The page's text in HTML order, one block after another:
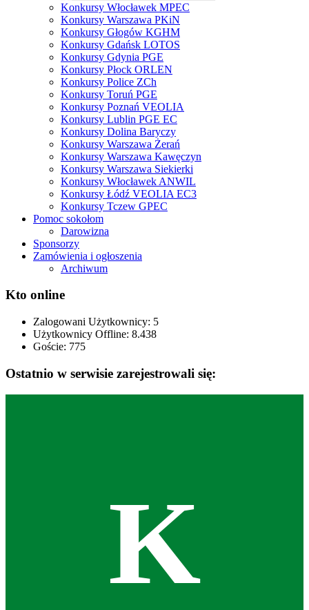
Konkursy Włocławek MPEC
Konkursy Warszawa PKiN
Konkursy Głogów KGHM
Konkursy Gdańsk LOTOS
Konkursy Gdynia PGE
Konkursy Płock ORLEN
Konkursy Police ZCh
Konkursy Toruń PGE
Konkursy Poznań VEOLIA
Konkursy Lublin PGE EC
Konkursy Dolina Baryczy
Konkursy Warszawa Żerań
Konkursy Warszawa Kawęczyn
Konkursy Warszawa Siekierki
Konkursy Włocławek ANWIL
Konkursy Łódź VEOLIA EC3
Konkursy Tczew GPEC
Pomoc sokołom
Darowizna
Sponsorzy
Zamówienia i ogłoszenia
Archiwum
Kto online
Zalogowani Użytkownicy: 5
Użytkownicy Offline: 8.438
Goście: 775
Ostatnio w serwisie zarejestrowali się:
K